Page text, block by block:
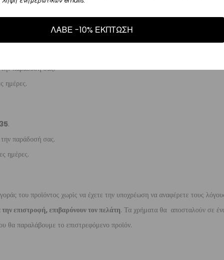
παράδοσή σας.
ημέρες.
.
παράδοσή σας.
ημέρες.
του προϊόντος χωρίς να έχετε την υποχρέωση να αναφέρετε τους
επιστροφή, επιβαρύνουν τον πελάτη. Τα χρήματα θα αποσταλούν σε
παραλάβουμε το επιστρεφόμενο προϊόν.
ΛΑΒΕ -10% ΕΚΠΤΩΣΗ